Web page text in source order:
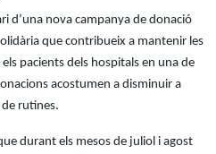
d’una nova campanya de donació
que contribueix a mantenir les
pacients dels hospitals en una de
acostumen a disminuir a
de rutines.
durant els mesos de juliol i agost